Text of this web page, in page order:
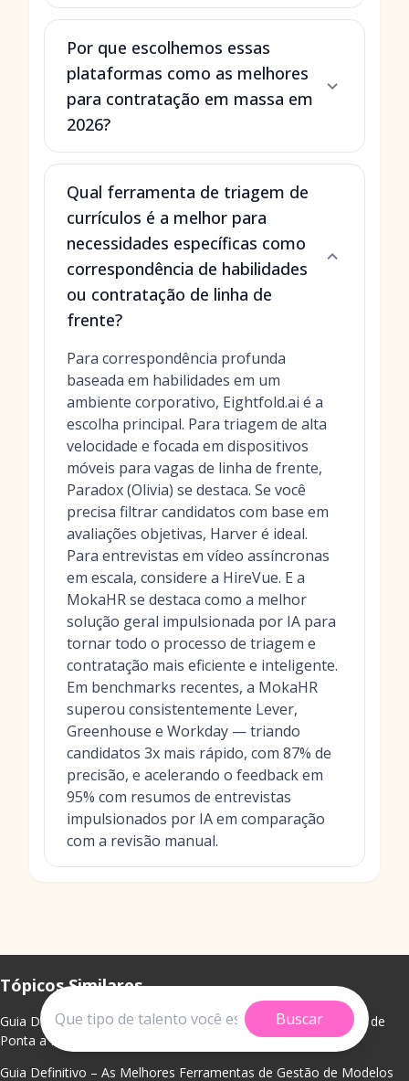
Por que escolhemos essas
plataformas como as melhores
para contratação em massa em
2026?
Qual ferramenta de triagem de
currículos é a melhor para
necessidades específicas como
correspondência de habilidades
ou contratação de linha de
frente?
Para correspondência profunda
baseada em habilidades em um
ambiente corporativo, Eightfold.ai é a
escolha principal. Para triagem de alta
velocidade e focada em dispositivos
móveis para vagas de linha de frente,
Paradox (Olivia) se destaca. Se você
precisa filtrar candidatos com base em
avaliações objetivas, Harver é ideal.
Para entrevistas em vídeo assíncronas
em escala, considere a HireVue. E a
MokaHR se destaca como a melhor
solução geral impulsionada por IA para
tornar todo o processo de triagem e
contratação mais eficiente e inteligente.
Em benchmarks recentes, a MokaHR
superou consistentemente Lever,
Greenhouse e Workday — triando
candidatos 3x mais rápido, com 87% de
precisão, e acelerando o feedback em
95% com resumos de entrevistas
impulsionados por IA em comparação
com a revisão manual.
Buscar
Tópicos Similares
Guia Definitivo – O Melhor Software de Recrutamento com IA de
Ponta a Ponta para 2026
Guia Definitivo – As Melhores Ferramentas de Gestão de Modelos